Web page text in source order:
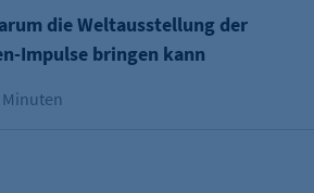
die Weltausstellung der
Impulse bringen kann
Minuten